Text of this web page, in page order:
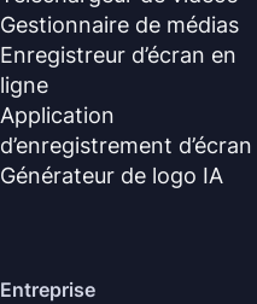
Gestionnaire de médias
Enregistreur d’écran en
ligne
Application
d’enregistrement d’écran
Générateur de logo IA
Entreprise